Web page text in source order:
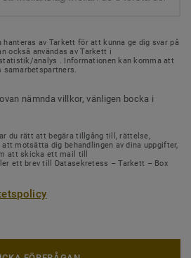
hanteras av Tarkett för att kunna ge dig svar på
också användas av Tarkett i
analys . Informationen kan komma att
samarbetspartners.
nämnda villkor, vänligen bocka i
du rätt att begära tillgång till, rättelse,
motsätta dig behandlingen av dina uppgifter,
att skicka ett mail till
ett brev till Datasekretess – Tarkett – Box